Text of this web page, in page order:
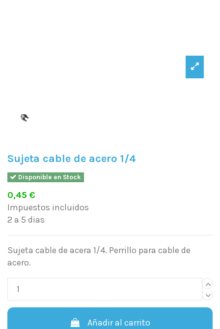
Sujeta cable de acero 1/4
Disponible en Stock
0,45 €
Impuestos incluidos
2 a 5 dias
Sujeta cable de acera 1/4. Perrillo para cable de
acero.
Añadir al carrito